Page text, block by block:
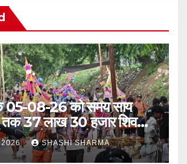
05-08-26 को समय साय
37 लाख 30 हजार शिव
अपने गंतव्य को प्रस्थान कर
2026 SHASHI SHARMA